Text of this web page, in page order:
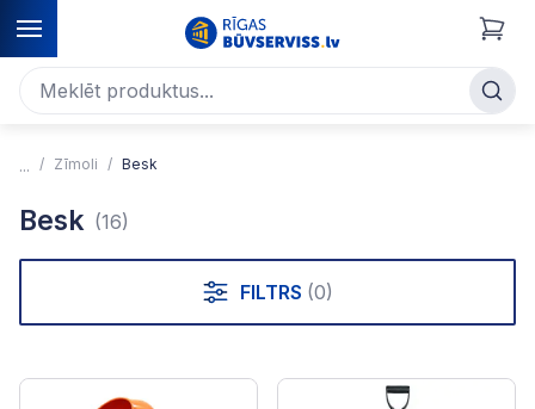
Zīmoli Besk
Besk (16)
FILTRS (0)